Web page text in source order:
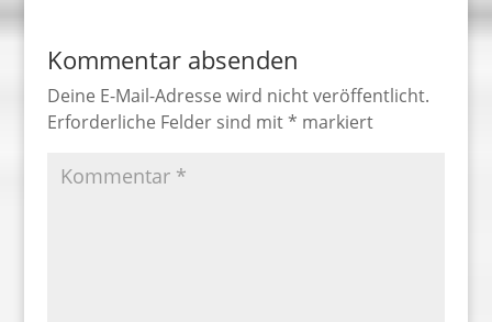
Kommentar absenden
Deine E-Mail-Adresse wird nicht veröffentlicht.
Erforderliche Felder sind mit* markiert